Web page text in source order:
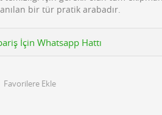
bir tür pratik arabadır.
İçin Whatsapp Hattı
Favorilere Ekle